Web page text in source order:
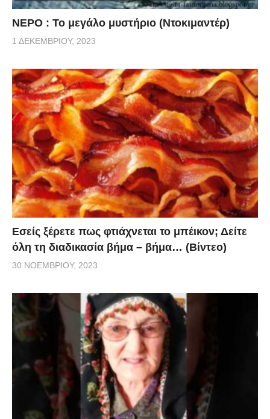
ΝΕΡΟ : Το μεγάλο μυστήριο (Ντοκιμαντέρ)
1 ΔΕΚΕΜΒΡΊΟΥ, 2023
Εσείς ξέρετε πως φτιάχνεται το μπέικον; Δείτε
όλη τη διαδικασία βήμα – βήμα… (Βίντεο)
30 ΝΟΕΜΒΡΊΟΥ, 2023